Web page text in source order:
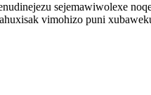
sejemawiwolexe
vimohizo puni